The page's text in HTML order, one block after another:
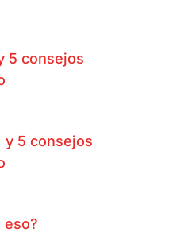
5 consejos
y 5 consejos
eso?